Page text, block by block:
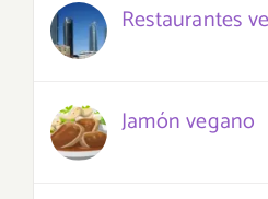
Restaurantes
Jamón vegano